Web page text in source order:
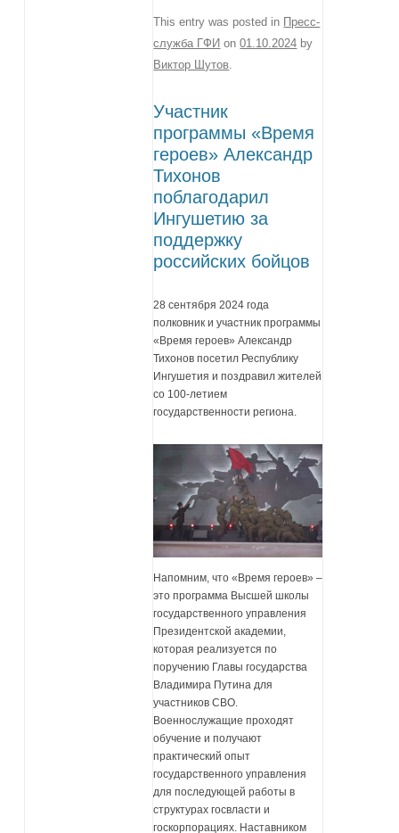
This entry was posted in Пресс-
служба ГФИ on01.10.2024 by
Виктор Шутов.
Участник
программы «Время
героев» Александр
Тихонов
поблагодарил
Ингушетию за
поддержку
российских бойцов
28 сентября 2024 года
полковник и участник программы
«Время героев» Александр
Тихонов посетил Республику
Ингушетия и поздравил жителей
со 100-летием
государственности региона.
Напомним, что «Время героев» –
это программа Высшей школы
государственного управления
Президентской академии,
которая реализуется по
поручению Главы государства
Владимира Путина для
участников СВО.
Военнослужащие проходят
обучение и получают
практический опыт
государственного управления
для последующей работы в
структурах госвласти и
госкорпорациях. Наставником